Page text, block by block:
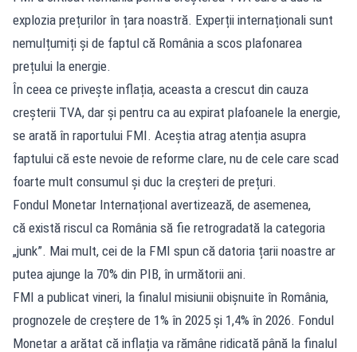
explozia prețurilor în țara noastră. Experții internaționali sunt
nemulțumiți și de faptul că România a scos plafonarea
prețului la energie.
În ceea ce privește inflația, aceasta a crescut din cauza
creșterii TVA, dar și pentru ca au expirat plafoanele la energie,
se arată în raportului FMI. Aceștia atrag atenția asupra
faptului că este nevoie de reforme clare, nu de cele care scad
foarte mult consumul și duc la creșteri de prețuri.
Fondul Monetar Internațional avertizează, de asemenea,
că există riscul ca România să fie retrogradată la categoria
„junk”. Mai mult, cei de la FMI spun că datoria țarii noastre ar
putea ajunge la 70% din PIB, în următorii ani.
FMI a publicat vineri, la finalul misiunii obișnuite în România,
prognozele de creștere de 1% în 2025 și 1,4% în 2026. Fondul
Monetar a arătat că inflația va rămâne ridicată până la finalul